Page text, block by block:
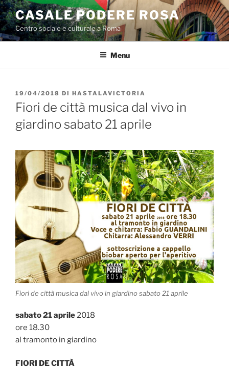
Salta
al
contenuto
CASALE PODERE ROSA
Centro sociale e culturale a Roma
Menu
PUBBLICATO
IL
19/04/2018 DI HASTALAVICTORIA
Fiori de città musica dal vivo in
giardino sabato 21 aprile
Fiori de città musica dal vivo in giardino sabato 21 aprile
sabato 21 aprile2018
ore 18.30
al tramonto in giardino
FIORI DE CITTÀ